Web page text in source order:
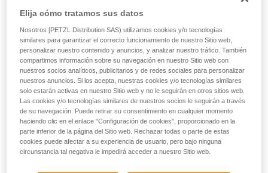
Elija cómo tratamos sus datos
Nosotros [PETZL Distribution SAS) utilizamos cookies y/o tecnologías
similares para garantizar el correcto funcionamiento de nuestro Sitio web,
personalizar nuestro contenido y anuncios, y analizar nuestro tráfico. También
compartimos información sobre su navegación en nuestro Sitio web con
nuestros socios analíticos, publicitarios y de redes sociales para personalizar
nuestros anuncios. Si los acepta, nuestras cookies y/o tecnologías similares
solo estarán activas en nuestro Sitio web y no le seguirán en otros sitios web.
Las cookies y/o tecnologías similares de nuestros socios le seguirán a través
de su navegación. Puede retirar su consentimiento en cualquier momento
haciendo clic en el enlace "Configuración de cookies", proporcionado en la
parte inferior de la página del Sitio web. Rechazar todas o parte de estas
cookies puede afectar a su experiencia de usuario, pero bajo ninguna
circunstancia tal negativa le impedirá acceder a nuestro Sitio web.